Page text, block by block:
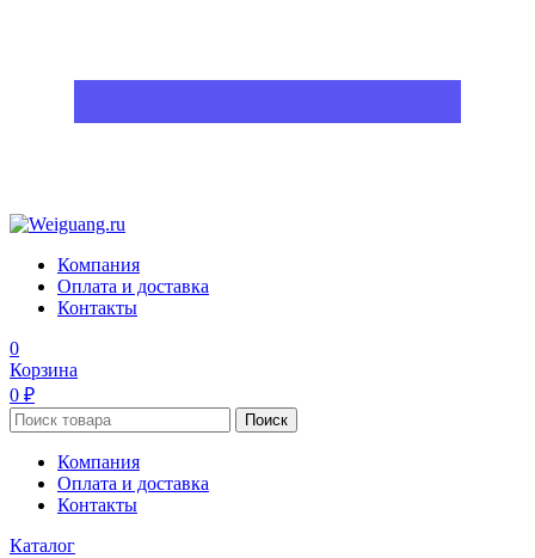
Компания
Оплата и доставка
Контакты
0
Корзина
0 ₽
Поиск
Компания
Оплата и доставка
Контакты
Каталог